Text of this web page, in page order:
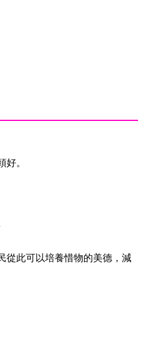
。
從此可以培養惜物的美德，減